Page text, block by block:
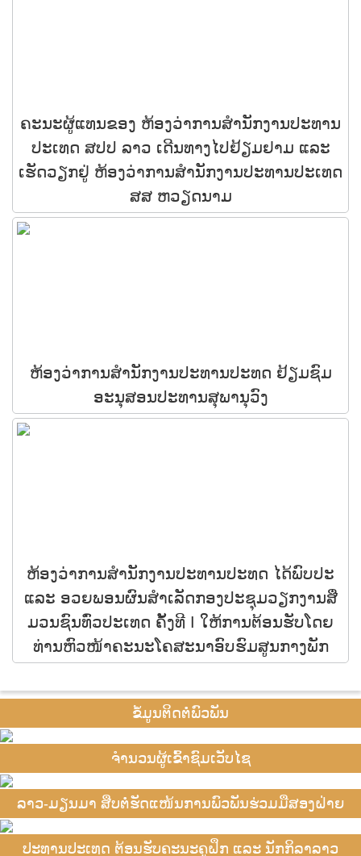
ຄະນະຜູ້ແທນຂອງ ຫ້ອງວ່າການສໍານັກງານປະທານ
ປະເທດ ສປປ ລາວ ເດີນທາງໄປຢ້ຽມຢາມ ແລະ
ເຮັດວຽກຢູ່ ຫ້ອງວ່າການສໍານັກງານປະທານປະເທດ
ສສ ຫວຽດນາມ
ຫ້ອງວ່າການສໍານັກງານປະທານປະທດ ຢ້ຽມຊົມ
ອະນຸສອນປະທານສຸພານຸວົງ
ຫ້ອງວ່າການສໍານັກງານປະທານປະທດ ໄດ້ພົບປະ
ແລະ ອວຍພອນຜົນສຳເລັດກອງປະຊຸມວຽກງານສື່
ມວນຊົນທົ່ວປະເທດ ຄັ້ງທີ I ໃຫ້ການຕ້ອນຮັບໂດຍ
ທ່ານຫົວໜ້າຄະນະໂຄສະນາອົບຮົມສູນກາງພັກ
ຂໍ້ມູນຕິດຕໍ່ພົວພັນ
ຈຳນວນຜູ້ເຂົ້າຊົມເວັບໄຊ
ລາວ-ມຽນມາ ສືບຕໍ່ຮັດແໜ້ນການພົວພັນຮ່ວມມືສອງຝ່າຍ
ປະທານປະເທດ ຕ້ອນຮັບຄະນະຄູຝຶກ ແລະ ນັກກິລາລາວ